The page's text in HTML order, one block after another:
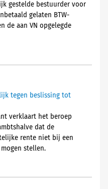
gestelde bestuurder voor
gelaten BTW-
de aan VN opgelegde
tegen beslissing tot
verklaart het beroep
dat de
rente niet bij een
stellen.